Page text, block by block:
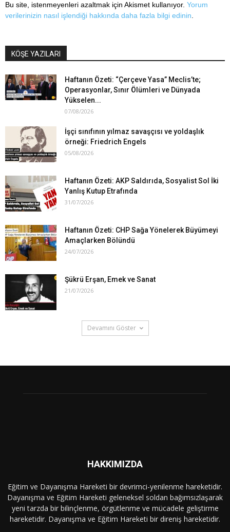
Bu site, istenmeyenleri azaltmak için Akismet kullanıyor. Yorum
verilerinizin nasıl işlendiği hakkında daha fazla bilgi edinin
KÖŞE YAZILARI
Haftanın Özeti: “Çerçeve Yasa” Meclis’te;
Operasyonlar, Sınır Ölümleri ve Dünyada
Yükselen...
07/08/2026
İşçi sınıfının yılmaz savaşçısı ve yoldaşlık
örneği: Friedrich Engels
05/08/2026
Haftanın Özeti: AKP Saldırıda, Sosyalist Sol İki
Yanlış Kutup Etrafında
31/07/2026
Haftanın Özeti: CHP Sağa Yönelerek Büyümeyi
Amaçlarken Bölündü
24/07/2026
Şükrü Erşan, Emek ve Sanat
21/07/2026
Devamını Göster
HAKKIMIZDA
Eğitim ve Dayanışma Hareketi bir devrimci-yenilenme hareketidir.
Dayanışma ve Eğitim Hareketi geleneksel soldan bağımsızlaşarak
yeni tarzda bir bilinçlenme, örgütlenme ve mücadele geliştirme
hareketidir. Dayanışma ve Eğitim Hareketi bir direniş hareketidir.